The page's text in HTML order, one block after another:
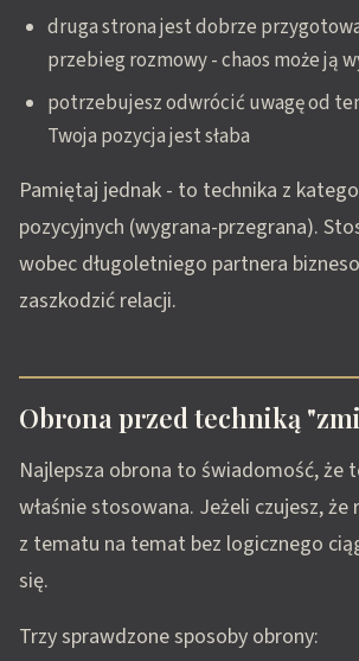
druga strona jest dobrze
przebieg rozmowy - chaos może ją
potrzebujesz odwrócić uwagę od
Twoja pozycja jest słaba
Pamiętaj jednak - to technika z
pozycyjnych (wygrana-przegrana).
wobec długoletniego partnera
zaszkodzić relacji.
Obrona przed techniką
Najlepsza obrona to świadomość, że
właśnie stosowana. Jeżeli czujesz,
z tematu na temat bez logicznego
się.
Trzy sprawdzone sposoby obrony: